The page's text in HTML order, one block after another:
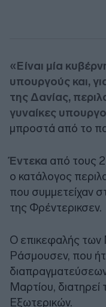
«Είναι μία
υπουργούς και,
της Δανίας,
γυναίκες
μπροστά από το
Έντεκα από τους
ο κατάλογος
που συμμετείχαν
της Φρέντερικσεν.
Ο επικεφαλής
Ράσμουσεν, που
Μαρτίου,
Εξωτερικών.